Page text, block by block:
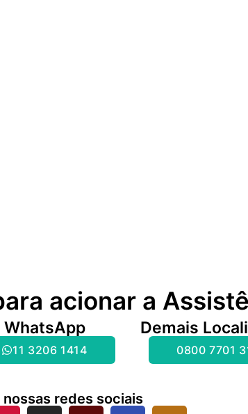
acionar a
WhatsApp
11 3206 1414
Demais
0800 7701
nossas redes sociais